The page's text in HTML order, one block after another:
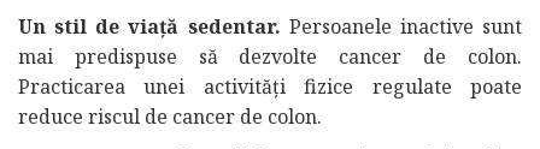
Un stil de viață sedentar. Persoanele inactive sunt
mai predispuse să dezvolte cancer de colon.
Practicarea unei activități fizice regulate poate
reduce riscul de cancer de colon.